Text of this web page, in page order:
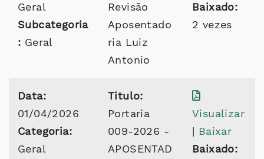
Geral
Subcategoria
: Geral
Revisão
Aposentado
ria Luiz
Antonio
Baixado:
2 vezes
Data:
01/04/2026
Categoria:
Geral
Titulo:
Portaria
009-2026 -
APOSENTAD
Visualizar
| Baixar
Baixado: